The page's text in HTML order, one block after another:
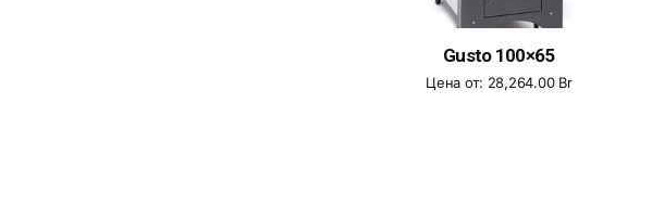
Gusto 100×65
Цена от: 28,264.00 Br